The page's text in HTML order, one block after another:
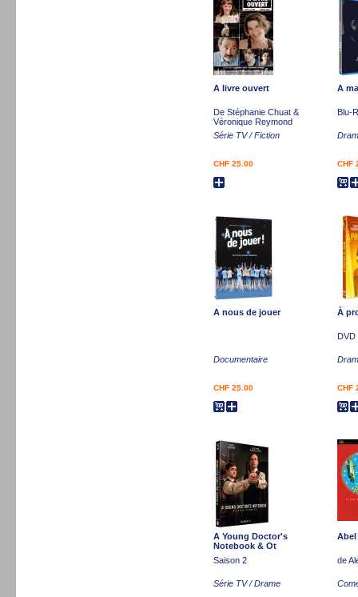
A livre ouvert
De Stéphanie Chuat &
Véronique Reymond
Série TV / Fiction
CHF 25.00
A
Blu-
CHF
A nous de jouer
Documentaire
CHF 25.00
À
DVD
CHF
A Young Doctor's
Notebook & Ot
Saison 2
Série TV / Drame
Abel
de